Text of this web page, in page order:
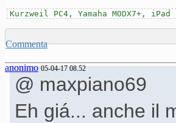
workstation,
aggiornato i
Kurzweil PC4, Yamaha MODX7+, iPad
Commenta
anonimo 05-04-17 08.52
@ maxpiano69
Eh giá... anche il